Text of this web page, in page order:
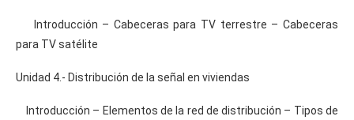
Introducción – Cabeceras para TV terrestre – Cabeceras
para TV satélite
Unidad 4.- Distribución de la señal en viviendas
Introducción – Elementos de la red de distribución – Tipos de